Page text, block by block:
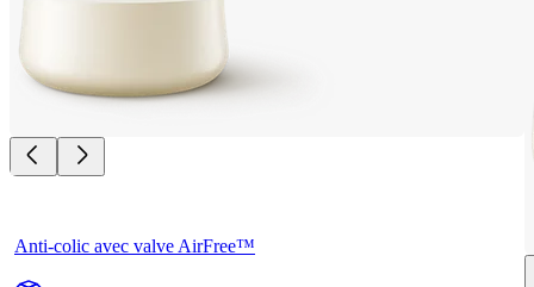
Anti-colic avec valve AirFree™